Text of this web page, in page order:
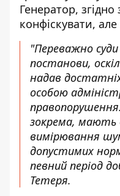
Генератор,
конфіскувати,
"Переважно
постанови,
надав
особою
зокрема,
вимірювання
допустимих
певний період
Тетеря.